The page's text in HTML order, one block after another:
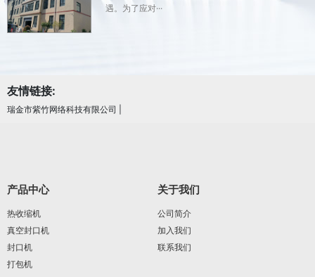
遇。为了应对···
友情链接:
瑞金市紫竹网络科技有限公司
产品中心
热收缩机
真空封口机
封口机
打包机
关于我们
公司简介
加入我们
联系我们